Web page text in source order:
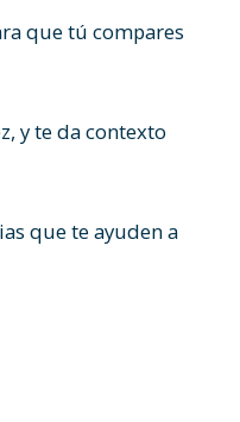
que tú compares
y te da contexto
que te ayuden a